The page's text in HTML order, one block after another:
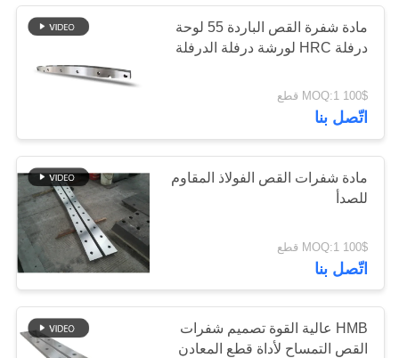
مادة شفرة القص الباردة 55 لوحة
درفلة HRC لورشة درفلة الدرفلة
100$ MOQ:1 قطع
اتّصل بنا
مادة شفرات القص الفولاذ المقاوم
للصدأ
100$ MOQ:1 قطع
اتّصل بنا
HMB عالية القوة تصميم شفرات
القص التمساح لأداة قطع المعادن